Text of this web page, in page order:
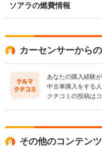
ソアラの燃費情報
カーセンサーから
あなたの購入経験が
中古車購入をする
クチコミの投稿はコ
その他のコンテンツ